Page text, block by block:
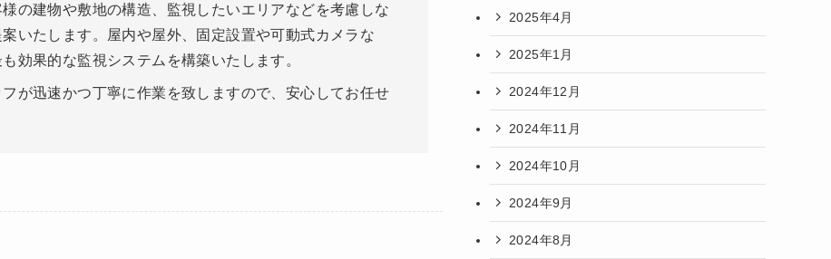
の建物や敷地の構造、監視したいエリアなどを考慮しな
いたします。屋内や屋外、固定設置や可動式カメラな
効果的な監視システムを構築いたします。
が迅速かつ丁寧に作業を致しますので、安心してお任せ
2025年4月
2025年1月
2024年12月
2024年11月
2024年10月
2024年9月
2024年8月